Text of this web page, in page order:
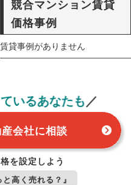
競合マンション賃貸
価格事例
賃貸事例がありません
いるあなたも／
会社に相談
を設定しよう
と高く売れる？』